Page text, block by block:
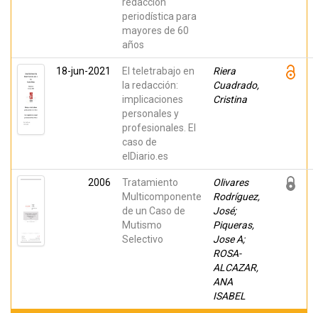
periodística para
mayores de 60
años
18-jun-2021
El teletrabajo en
la redacción:
implicaciones
personales y
profesionales. El
caso de
elDiario.es
Riera
Cuadrado,
Cristina
2006
Tratamiento
Multicomponente
de un Caso de
Mutismo
Selectivo
Olivares
Rodríguez,
José;
Piqueras,
Jose A;
ROSA-
ALCAZAR,
ANA
ISABEL